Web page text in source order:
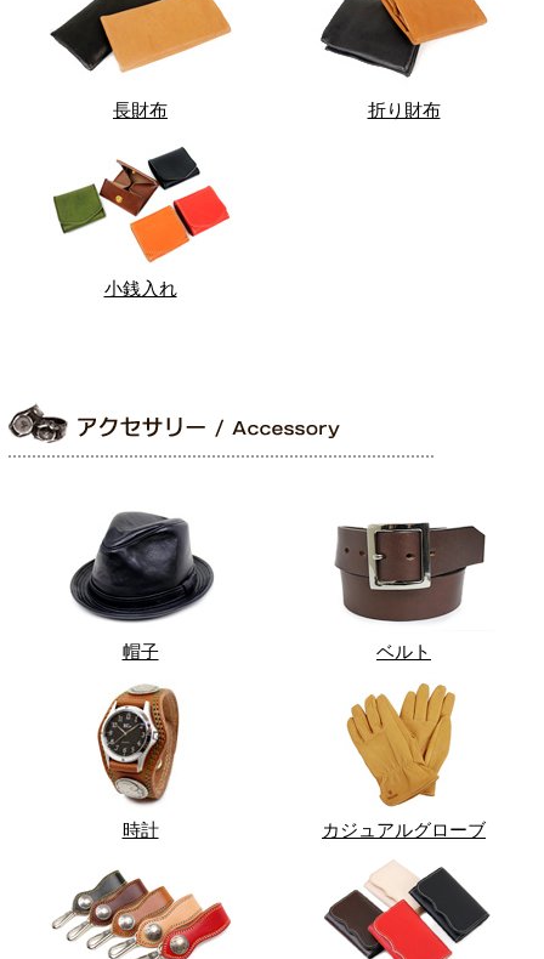
長財布 折り財布
小銭入れ
帽子 ベルト
時計 カジュアルグローブ